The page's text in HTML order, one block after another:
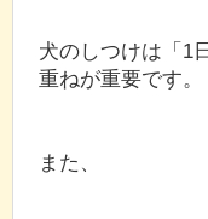
犬のしつけは「1
重ねが重要です。
また、